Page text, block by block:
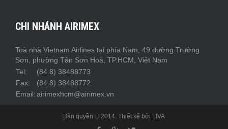
CHI NHÁNH AIRIMEX
Toà nhà Vietnam Airlines tại phía Nam, 49 đường Trường
Sơn, phường Tân Sơn Hoà, TP.HCM, Việt Nam
Tel:
(84.8) 38488773
Fax:
(84.8) 38488772
Email:airimexhcm@airimex.vn
Bản quyền © 2014. Thiết kế bởi LIVA